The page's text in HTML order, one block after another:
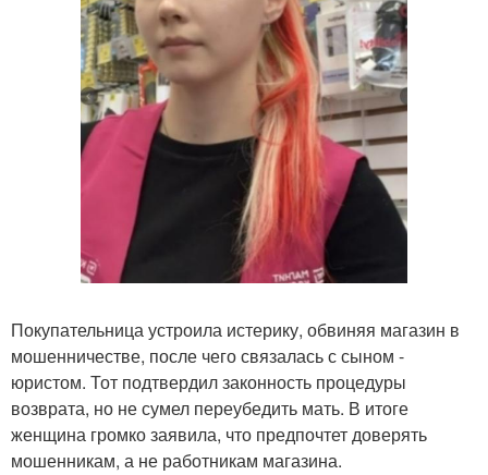
Покупательница устроила истерику, обвиняя магазин в
мошенничестве, после чего связалась с сыном -
юристом. Тот подтвердил законность процедуры
возврата, но не сумел переубедить мать. В итоге
женщина громко заявила, что предпочтет доверять
мошенникам, а не работникам магазина.